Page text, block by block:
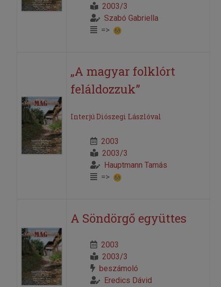
2003/3
Szabó Gabriella
=>
„A magyar folklórt
feláldozzuk”
Interjú Diószegi Lászlóval
2003
2003/3
Hauptmann Tamás
=>
A Söndörgő együttes
2003
2003/3
beszámoló
Eredics Dávid